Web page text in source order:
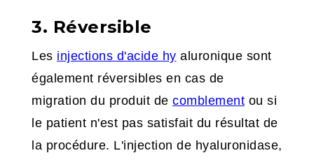
3. Réversible
Les injections d'acide hy aluronique sont
également réversibles en cas de
migration du produit de comblement ou si
le patient n'est pas satisfait du résultat de
la procédure. L'injection de hyaluronidase,